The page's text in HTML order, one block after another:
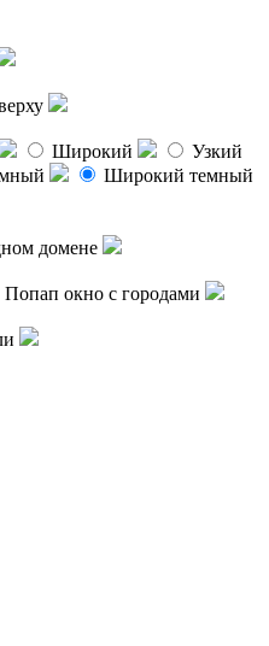
Широкий
Узкий
Широкий темный
домене
Попап окно с городами